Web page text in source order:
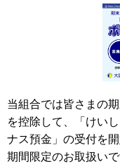
当組合では皆さまの
を控除して、「けい
ナス預金」の受付を開
期間限定のお取扱い